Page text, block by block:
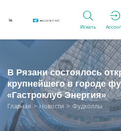
Искать
В Рязани состоялось
крупнейшего в городе
«Гастроклуб Энергия»
Главная Новости Фудхоллы